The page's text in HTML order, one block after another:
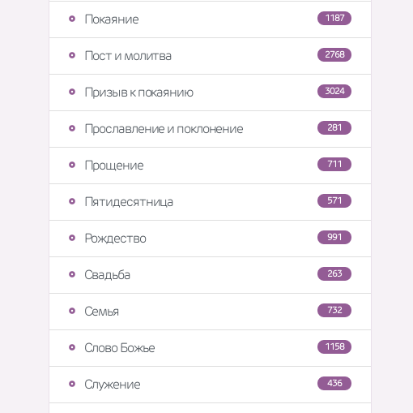
1187
Покаяние
2768
Пост и молитва
3024
Призыв к покаянию
281
Прославление и поклонение
711
Прощение
571
Пятидесятница
991
Рождество
263
Свадьба
732
Семья
1158
Слово Божье
436
Служение